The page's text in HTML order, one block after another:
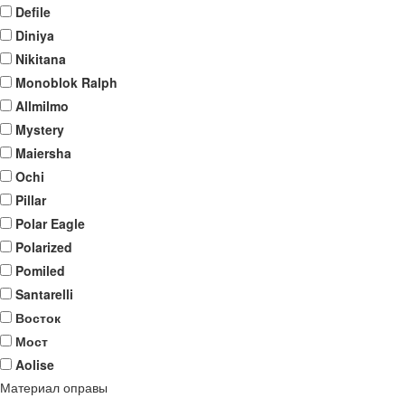
Defile
Diniya
Nikitana
Monoblok Ralph
Allmilmo
Mystery
Maiersha
Ochi
Pillar
Polar Eagle
Polarized
Pomiled
Santarelli
Восток
Мост
Aolise
Материал оправы